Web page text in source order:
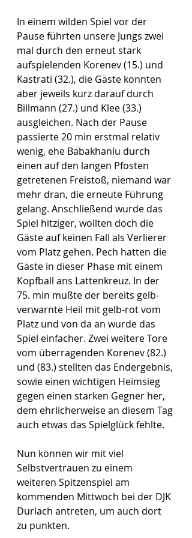
In einem wilden Spiel vor der
Pause führten unsere Jungs zwei
mal durch den erneut stark
aufspielenden Korenev (15.) und
Kastrati (32.), die Gäste konnten
aber jeweils kurz darauf durch
Billmann (27.) und Klee (33.)
ausgleichen. Nach der Pause
passierte 20 min erstmal relativ
wenig, ehe Babakhanlu durch
einen auf den langen Pfosten
getretenen Freistoß, niemand war
mehr dran, die erneute Führung
gelang. Anschließend wurde das
Spiel hitziger, wollten doch die
Gäste auf keinen Fall als Verlierer
vom Platz gehen. Pech hatten die
Gäste in dieser Phase mit einem
Kopfball ans Lattenkreuz. In der
75. min mußte der bereits gelb-
verwarnte Heil mit gelb-rot vom
Platz und von da an wurde das
Spiel einfacher. Zwei weitere Tore
vom überragenden Korenev (82.)
und (83.) stellten das Endergebnis,
sowie einen wichtigen Heimsieg
gegen einen starken Gegner her,
dem ehrlicherweise an diesem Tag
auch etwas das Spielglück fehlte.
Nun können wir mit viel
Selbstvertrauen zu einem
weiteren Spitzenspiel am
kommenden Mittwoch bei der DJK
Durlach antreten, um auch dort
zu punkten.